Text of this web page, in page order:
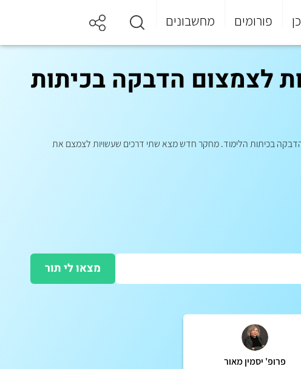
פורומים מחשבונים
לצמצום הדבקה בכיתות
להדבקה בכיתות הלימוד. מחקר חדש מצא שתי דרכים שעשויות לצמצם את
מצאו לי תור
פרופ' יסמין מאור